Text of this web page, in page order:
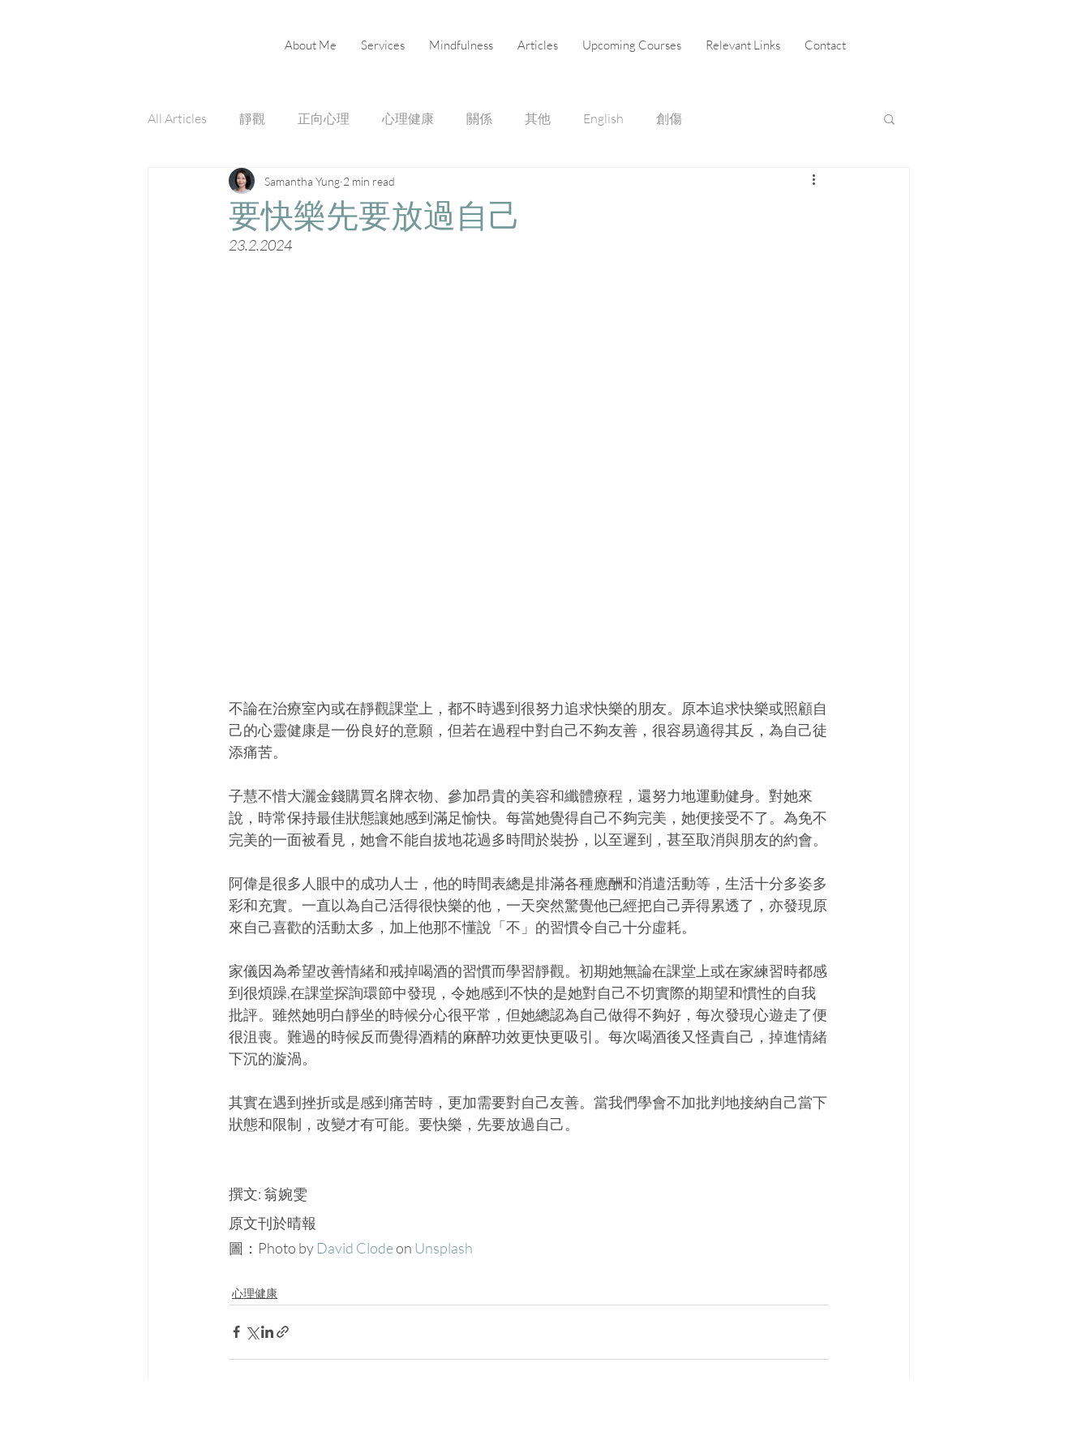
About Me Services Mindfulness Articles Upcoming Courses Relevant Links Contact
All Articles 靜觀 正向心理 心理健康 關係 其他 English 創傷
要快樂先要放過自己
Samantha Yung 2 min read
23.2.2024
不論在治療室內或在靜觀課堂上，都不時遇到很努力追求快樂的朋友。原本追求快樂或照顧自
己的心靈健康是一份良好的意願，但若在過程中對自己不夠友善，很容易適得其反，為自己徒
添痛苦。
子慧不惜大灑金錢購買名牌衣物、參加昂貴的美容和纖體療程，還努力地運動健身。對她來
說，時常保持最佳狀態讓她感到滿足愉快。每當她覺得自己不夠完美，她便接受不了。為免不
完美的一面被看見，她會不能自拔地花過多時間於裝扮，以至遲到，甚至取消與朋友的約會。
阿偉是很多人眼中的成功人士，他的時間表總是排滿各種應酬和消遣活動等，生活十分多姿多
彩和充實。一直以為自己活得很快樂的他，一天突然驚覺他已經把自己弄得累透了，亦發現原
來自己喜歡的活動太多，加上他那不懂說「不」的習慣令自己十分虛耗。
家儀因為希望改善情緒和戒掉喝酒的習慣而學習靜觀。初期她無論在課堂上或在家練習時都感
到很煩躁,在課堂探詢環節中發現，令她感到不快的是她對自己不切實際的期望和慣性的自我
批評。雖然她明白靜坐的時候分心很平常，但她總認為自己做得不夠好，每次發現心遊走了便
很沮喪。難過的時候反而覺得酒精的麻醉功效更快更吸引。每次喝酒後又怪責自己，掉進情緒
下沉的漩渦。
其實在遇到挫折或是感到痛苦時，更加需要對自己友善。當我們學會不加批判地接納自己當下
狀態和限制，改變才有可能。要快樂，先要放過自己。
撰文: 翁婉雯
原文刊於晴報
圖：Photo by David Clode on Unsplash
心理健康